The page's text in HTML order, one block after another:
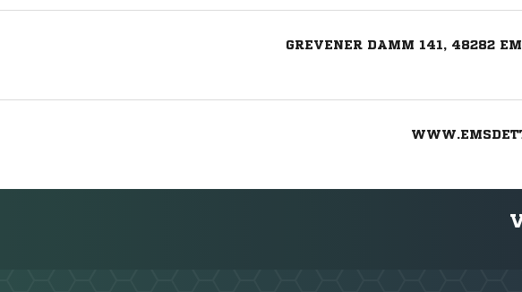
GREVENER DAMM 141, 48282